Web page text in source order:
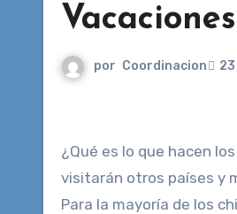
por Coordinacion
¿Qué es lo que hacen los chicos y chicas de la 5A en sus vacaciones? Algunos se quedan en Alemania, otros
visitarán otros países y
Para la mayoría de los